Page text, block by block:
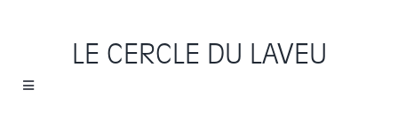
LE CERCLE DU LAVEU
Toggle